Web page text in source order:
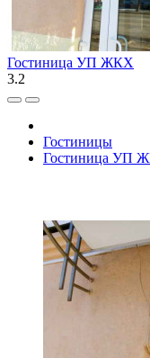
Гостиница УП ЖКХ
3.2
Гостиницы
Гостиница УП